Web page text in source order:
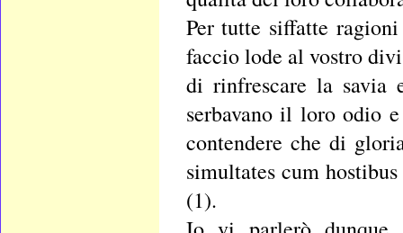
Per tutte siffatte
faccio lode al vostro
di rinfrescare la savia
serbavano il loro odio
contendere che di
simultates cum
(1).